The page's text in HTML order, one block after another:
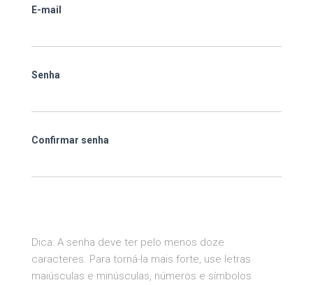
E-mail
Senha
Confirmar senha
Dica: A senha deve ter pelo menos doze
caracteres. Para torná-la mais forte, use letras
maiúsculas e minúsculas, números e símbolos